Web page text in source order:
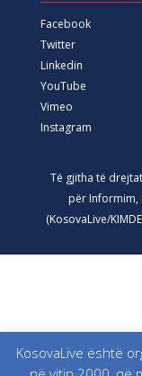
Facebook
Twitter
Linkedin
YouTube
Vimeo
Instagram
Të gjitha të
për Informim,
(KosovaLive/
KosovaLive është